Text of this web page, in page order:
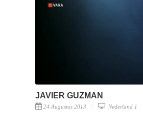
JAVIER GUZMAN
24 Augustus 2013 Nederland 1